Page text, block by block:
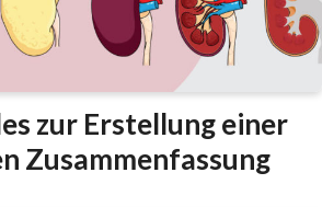
zur Erstellung einer
Zusammenfassung